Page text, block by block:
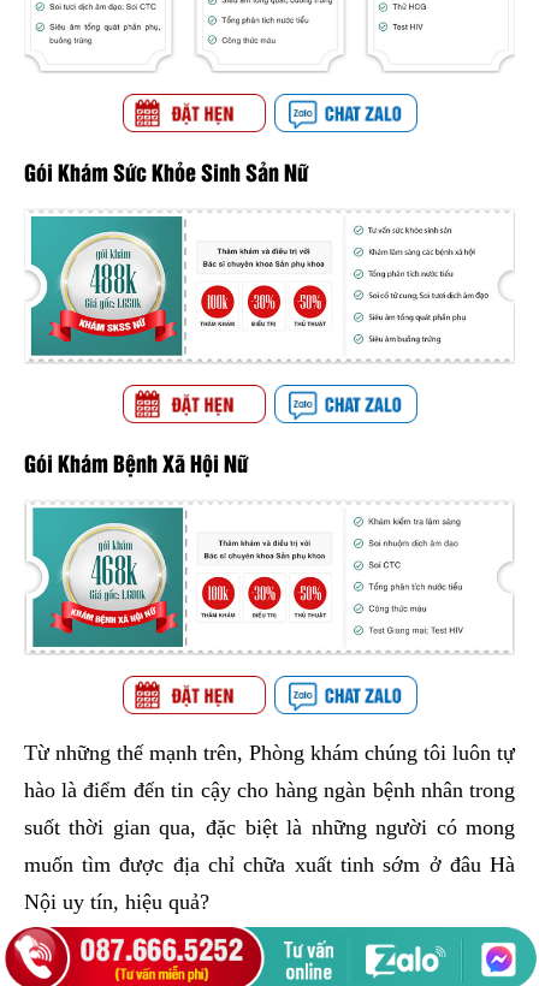
Gói Khám Sức Khỏe Sinh Sản Nữ
Gói Khám Bệnh Xã Hội Nữ
Từ những thế mạnh trên, Phòng khám chúng tôi luôn tự
hào là điểm đến tin cậy cho hàng ngàn bệnh nhân trong
suốt thời gian qua, đặc biệt là những người có mong
muốn tìm được địa chỉ chữa xuất tinh sớm ở đâu Hà
Nội uy tín, hiệu quả?
Phương pháp điều trị xuất tinh sớm hiệu